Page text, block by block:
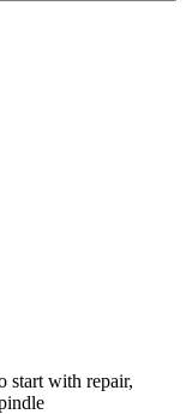
start with repair,